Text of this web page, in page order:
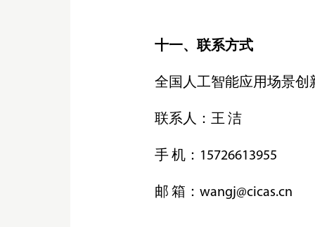
十一、联系方式
全国人工智能应用场景创
联系人：王 洁
手 机：15726613955
邮 箱：wangj@cicas.cn